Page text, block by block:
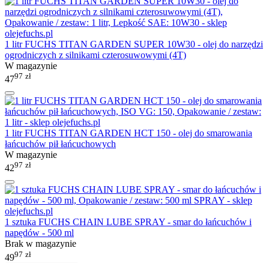
1 litr FUCHS TITAN GARDEN SUPER 10W30 - olej do narzędzi
ogrodniczych z silnikami czterosuwowymi (4T)
W magazynie
4797 zł
1 litr FUCHS TITAN GARDEN HCT 150 - olej do smarowania
łańcuchów pił łańcuchowych
W magazynie
4297 zł
1 sztuka FUCHS CHAIN LUBE SPRAY - smar do łańcuchów i
napędów - 500 ml
Brak w magazynie
4997 zł